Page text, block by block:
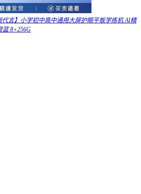
代言】小学初中高中通用大屏护眼平板学练机 AI精
蓝 8+256G